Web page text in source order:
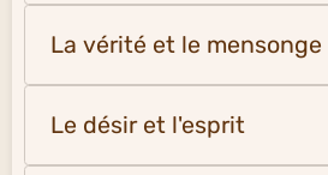
La vérité et le mensonge
Le désir et l'esprit